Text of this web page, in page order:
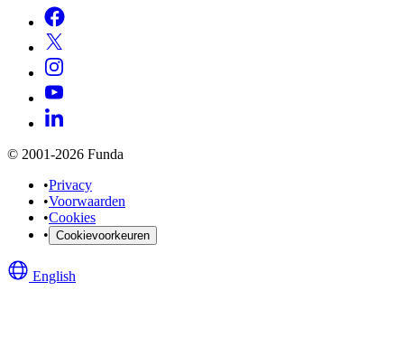
© 2001-2026 Funda
•Privacy
•Voorwaarden
•Cookies
• Cookievoorkeuren
English